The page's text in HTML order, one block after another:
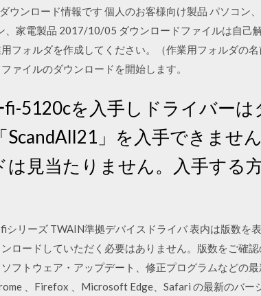
ンロード情報です 個人のお客様向け製品 パソコン
、家電製品 2017/10/05 ダウンロードファイルは自己
フォルダを作成してください。（作業用フォルダの名
ァイルのダウンロードを開始します。
5120cを入手しドライバー
」を入手できませ
見当たりません。入手する
リーズ TWAIN準拠デバイスドライバ 表内は版数を
ロードしていただく必要はありません。版数をご確認
フトウェア・アップデート、修正プログラムなどの
、Firefox 、Microsoft Edge、Safari の最新のバー